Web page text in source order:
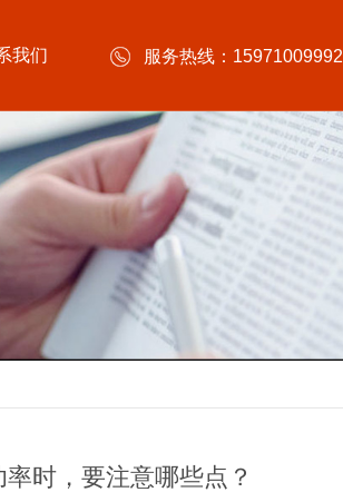
我们 服务热线：15971009992
时，要注意哪些点？